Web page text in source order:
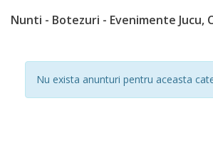
Nunti - Botezuri - Evenimente Jucu,
Nu exista anunturi pentru aceasta